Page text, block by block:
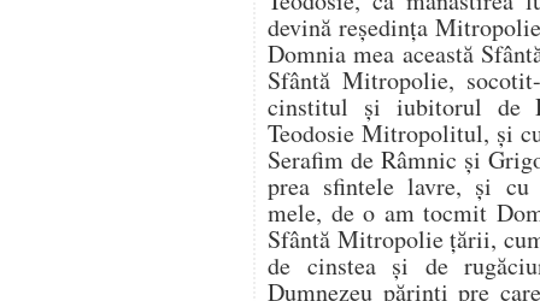
devină reședința
Domnia mea această
Sfântă Mitropolie,
cinstitul și iubitorul de
Teodosie Mitropolitul, și
Serafim de Râmnic și
prea sfintele lavre, și
mele, de o am tocmit
Sfântă Mitropolie țării,
de cinstea și de
Dumnezeu părinți pre